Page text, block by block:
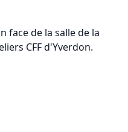
face de la salle de la
CFF d'Yverdon.